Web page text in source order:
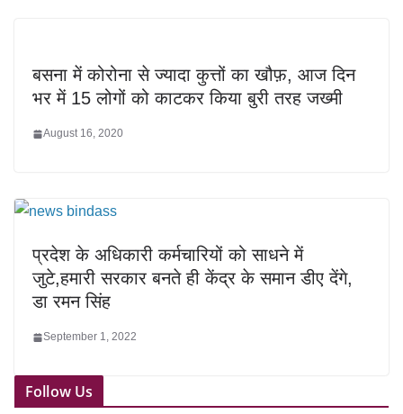
बसना में कोरोना से ज्यादा कुत्तों का खौफ़, आज दिन
भर में 15 लोगों को काटकर किया बुरी तरह जख्मी
August 16, 2020
प्रदेश के अधिकारी कर्मचारियों को साधने में
जुटे,हमारी सरकार बनते ही केंद्र के समान डीए देंगे,
डा रमन सिंह
September 1, 2022
Follow Us